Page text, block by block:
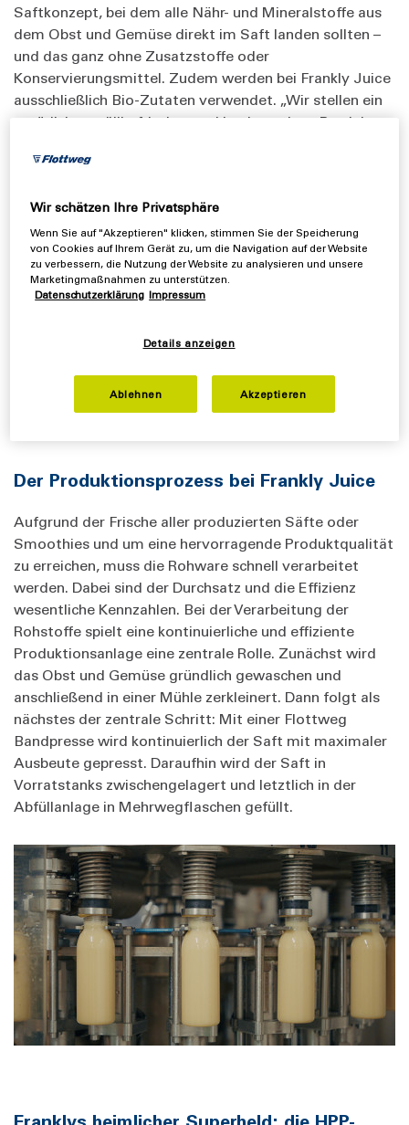
Saftkonzept, bei dem alle Nähr- und Mineralstoffe aus
dem Obst und Gemüse direkt im Saft landen sollten –
und das ganz ohne Zusatzstoffe oder
Konservierungsmittel. Zudem werden bei Frankly Juice
ausschließlich Bio-Zutaten verwendet. „Wir stellen ein
natürliches, völlig frisches und hochwertiges Produkt
und Ingwer basiert“, erklärt Gründer Christian Bowall.
Der Produktionsprozess bei Frankly Juice
Aufgrund der Frische aller produzierten Säfte oder
Smoothies und um eine hervorragende Produktqualität
zu erreichen, muss die Rohware schnell verarbeitet
werden. Dabei sind der Durchsatz und die Effizienz
wesentliche Kennzahlen. Bei der Verarbeitung der
Rohstoffe spielt eine kontinuierliche und effiziente
Produktionsanlage eine zentrale Rolle. Zunächst wird
das Obst und Gemüse gründlich gewaschen und
anschließend in einer Mühle zerkleinert. Dann folgt als
nächstes der zentrale Schritt: Mit einer Flottweg
Bandpresse wird kontinuierlich der Saft mit maximaler
Ausbeute gepresst. Daraufhin wird der Saft in
Vorratstanks zwischengelagert und letztlich in der
Abfüllanlage in Mehrwegflaschen gefüllt.
Wir schätzen Ihre Privatsphäre
Wenn Sie auf "Akzeptieren" klicken, stimmen Sie der Speicherung
von Cookies auf Ihrem Gerät zu, um die Navigation auf der Website
zu verbessern, die Nutzung der Website zu analysieren und unsere
Marketingmaßnahmen zu unterstützen.
Datenschutzerklärung Impressum
Details anzeigen
Ablehnen Akzeptieren